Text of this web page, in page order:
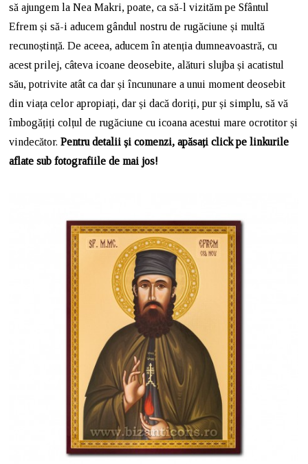
să ajungem la Nea Makri, poate, ca să-l vizităm pe Sfântul
Efrem și să-i aducem gândul nostru de rugăciune și multă
recunoștință. De aceea, aducem în atenția dumneavoastră, cu
acest prilej, câteva icoane deosebite, alături slujba și acatistul
său, potrivite atât ca dar și încununare a unui moment deosebit
din viața celor apropiați, dar și dacă doriți, pur și simplu, să vă
îmbogățiți colțul de rugăciune cu icoana acestui mare ocrotitor și
vindecător.Pentru detalii și comenzi, apăsați click pe linkurile
aflate sub fotografiile de mai jos!